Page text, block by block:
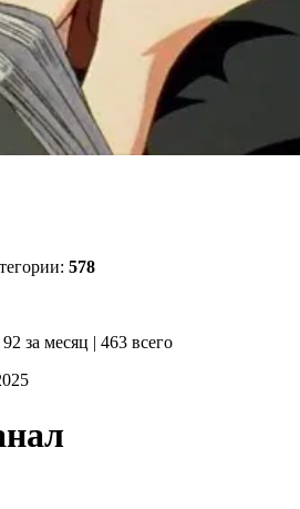
578
за месяц | 463 всего